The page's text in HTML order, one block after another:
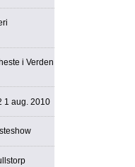
i Verden
1 aug. 2010